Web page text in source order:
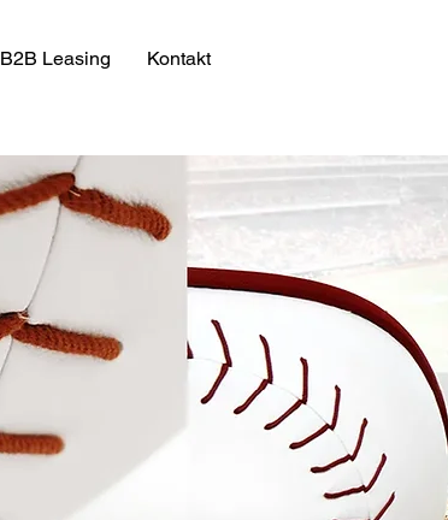
B2B Leasing Kontakt